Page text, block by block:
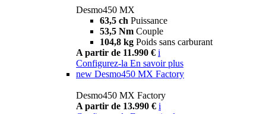
Desmo450 MX
63,5 ch Puissance
53,5 Nm Couple
104,8 kg Poids sans carburant
A partir de 11.990 € i
Configurez-la En savoir plus
new Desmo450 MX Factory
Desmo450 MX Factory
A partir de 13.990 € i